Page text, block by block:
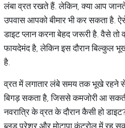
लंबा व्रत रखते हैं. लेकिन, क्या आप जानते
उपवास आपको बीमार भी कर सकता है.
डाइट प्लान करना बेहद जरूरी है. वैसे
फायदेमंद है, लेकिन इस दौरान बिल्कुल
है.
व्रत में लगातार लंबे समय तक भूखे रहने
बिगड़ सकता है, जिससे कमजोरी आ
नवरात्रि के व्रत के दौरान कैसी हो